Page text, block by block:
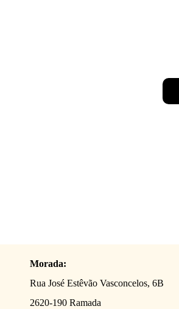
Morada:
Rua José Estêvão Vasconcelos, 6B
2620-190 Ramada